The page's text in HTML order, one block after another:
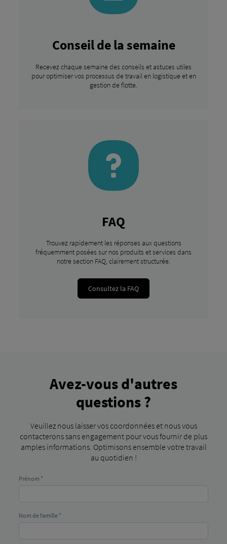
Conseil de la semaine
Recevez chaque semaine des conseils et astuces utiles
pour optimiser vos processus de travail en logistique et en
gestion de flotte.
FAQ
Trouvez rapidement les réponses aux questions
fréquemment posées sur nos produits et services dans
notre section FAQ, clairement structurée.
Consultez la FAQ
Avez-vous d'autres
questions ?
Veuillez nous laisser vos coordonnées et nous vous
contacterons sans engagement pour vous fournir de plus
amples informations. Optimisons ensemble votre travail
au quotidien !